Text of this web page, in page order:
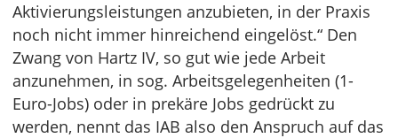
Aktivierungsleistungen anzubieten, in der Praxis
noch nicht immer hinreichend eingelöst.“ Den
Zwang von Hartz IV, so gut wie jede Arbeit
anzunehmen, in sog. Arbeitsgelegenheiten (1-
Euro-Jobs) oder in prekäre Jobs gedrückt zu
werden, nennt das IAB also den Anspruch auf das